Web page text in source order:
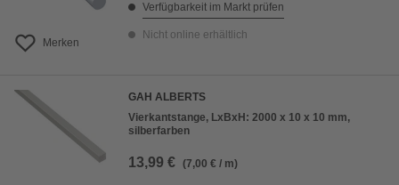
Merken
Verfügbarkeit im Markt prüfen
Nicht online erhältlich
GAH ALBERTS
Vierkantstange, LxBxH: 2000 x 10 x 10 mm,
silberfarben
13,99 € (7,00 € / m)